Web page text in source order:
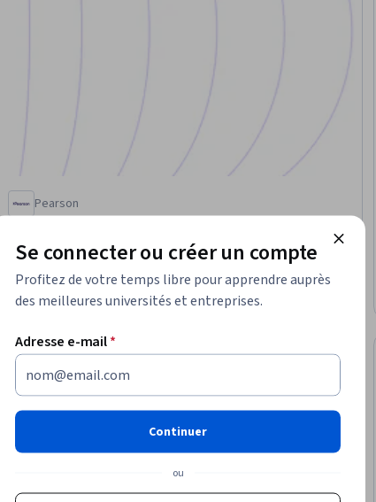
Pearson
Compétences que vous acquerrez
Writing, Technical
Writing, Writing and Editing, Technical Communication, Liberal
Arts, Social Sciences, Research, Science and Research
Intermédiaire · Cours · 1 à 4 semaines
Statut :
Nouveau
Se connecter ou créer un compte
Profitez de votre temps libre pour apprendre auprès
des meilleures universités et entreprises.
Adresse e-mail*
Continuer
ou